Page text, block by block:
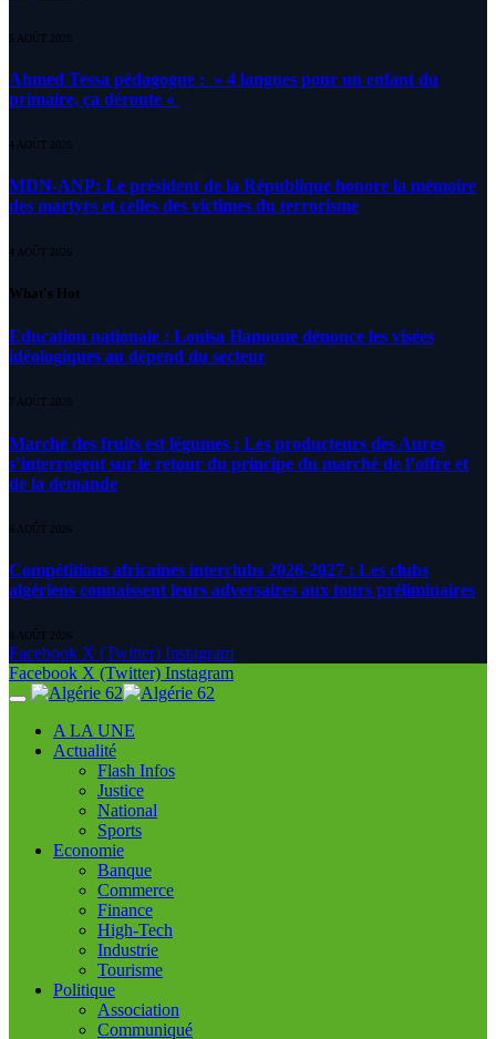
5 AOÛT 2026
Ahmed Tessa pédagogue : » 4 langues pour un enfant du
primaire, ça déroute «
4 AOÛT 2026
MDN-ANP: Le président de la République honore la mémoire
des martyrs et celles des victimes du terrorisme
4 AOÛT 2026
What's Hot
Education nationale : Louisa Hanoune dénonce les visées
idéologiques au dépend du secteur
7 AOÛT 2026
Marché des fruits est légumes : Les producteurs des Aures
s’interrogent sur le retour du principe du marché de l’offre et
de la demande
6 AOÛT 2026
Compétitions africaines interclubs 2026-2027 : Les clubs
algériens connaissent leurs adversaires aux tours préliminaires
6 AOÛT 2026
Facebook X (Twitter) Instagram
Facebook X (Twitter) Instagram
A LA UNE
Actualité
Flash Infos
Justice
National
Sports
Economie
Banque
Commerce
Finance
High-Tech
Industrie
Tourisme
Politique
Association
Communiqué